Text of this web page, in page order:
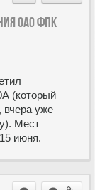
ОАО ФПК
(который
вчера уже
Мест
июня.